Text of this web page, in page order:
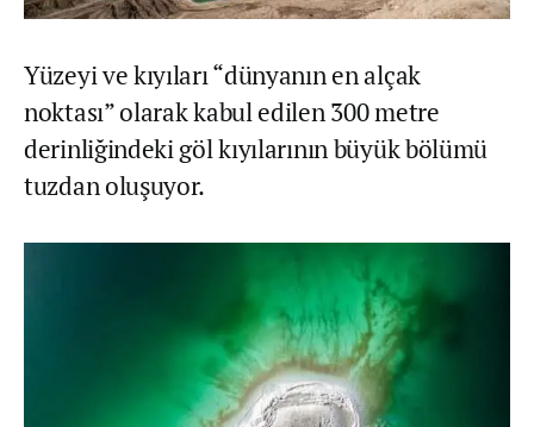
Yüzeyi ve kıyıları “dünyanın en alçak
noktası” olarak kabul edilen 300 metre
derinliğindeki göl kıyılarının büyük bölümü
tuzdan oluşuyor.